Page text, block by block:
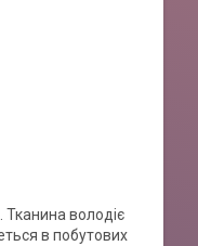
Тканина володіє
в побутових